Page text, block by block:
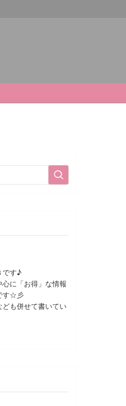
です♪
に「お得」な情報
す☆彡
も併せて書いてい